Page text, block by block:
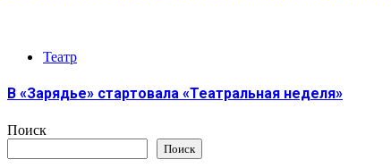
Театр
В «Зарядье» стартовала «Театральная неделя»
Поиск
Поиск